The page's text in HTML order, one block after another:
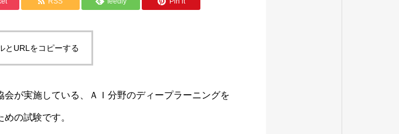
Package
パッケージ
とURLをコピーする
が実施している、ＡＩ分野のディープラーニングを
の試験です。